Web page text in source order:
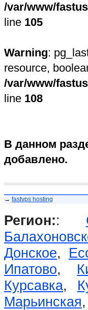
/var/www/
line 105
Warning:
resource,
/var/www/
line 108
В данном
добавлено.
→ fastvps hosting
Регион::
Донское,
Ипатово,
Курсавка,
Марьинская